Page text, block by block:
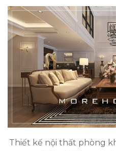
Thiết kế nội thất phòng